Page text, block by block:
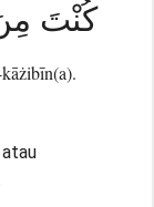
كُنْتَ